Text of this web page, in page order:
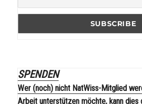
SPENDEN
Wer (noch) nicht NatWiss-Mitglied
Arbeit unterstützen möchte, kann dies